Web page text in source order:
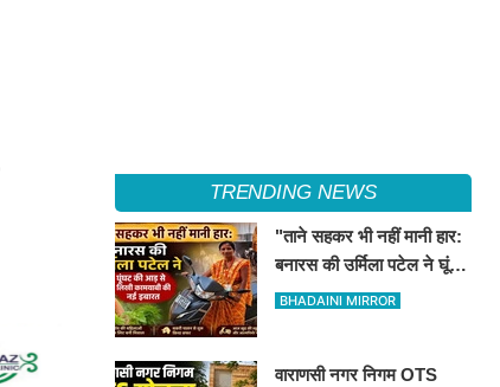
TRENDING NEWS
"ताने सहकर भी नहीं मानी हार:
बनारस की उर्मिला पटेल ने घूंघट
की आड़ से लिखी कामयाबी की
BHADAINI MIRROR
वाराणसी नगर निगम OTS